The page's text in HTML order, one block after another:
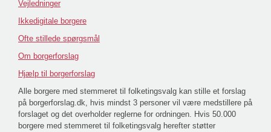
Vejledninger
Ikkedigitale borgere
Ofte stillede spørgsmål
Om borgerforslag
Hjælp til borgerforslag
Alle borgere med stemmeret til folketingsvalg kan stille et forslag
på borgerforslag.dk, hvis mindst 3 personer vil være medstillere på
forslaget og det overholder reglerne for ordningen. Hvis 50.000
borgere med stemmeret til folketingsvalg herefter støtter